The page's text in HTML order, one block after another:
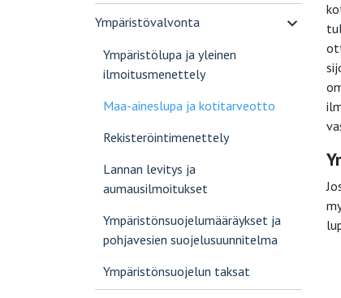
Ympäristövalvonta
Ympäristölupa ja yleinen
ilmoitusmenettely
Maa-aineslupa ja kotitarveotto
Rekisteröintimenettely
Lannan levitys ja
aumausilmoitukset
Ympäristönsuojelumääräykset ja
pohjavesien suojelusuunnitelma
Ympäristönsuojelun taksat